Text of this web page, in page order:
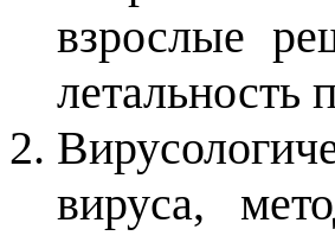
взрослые
летальность
вируса,